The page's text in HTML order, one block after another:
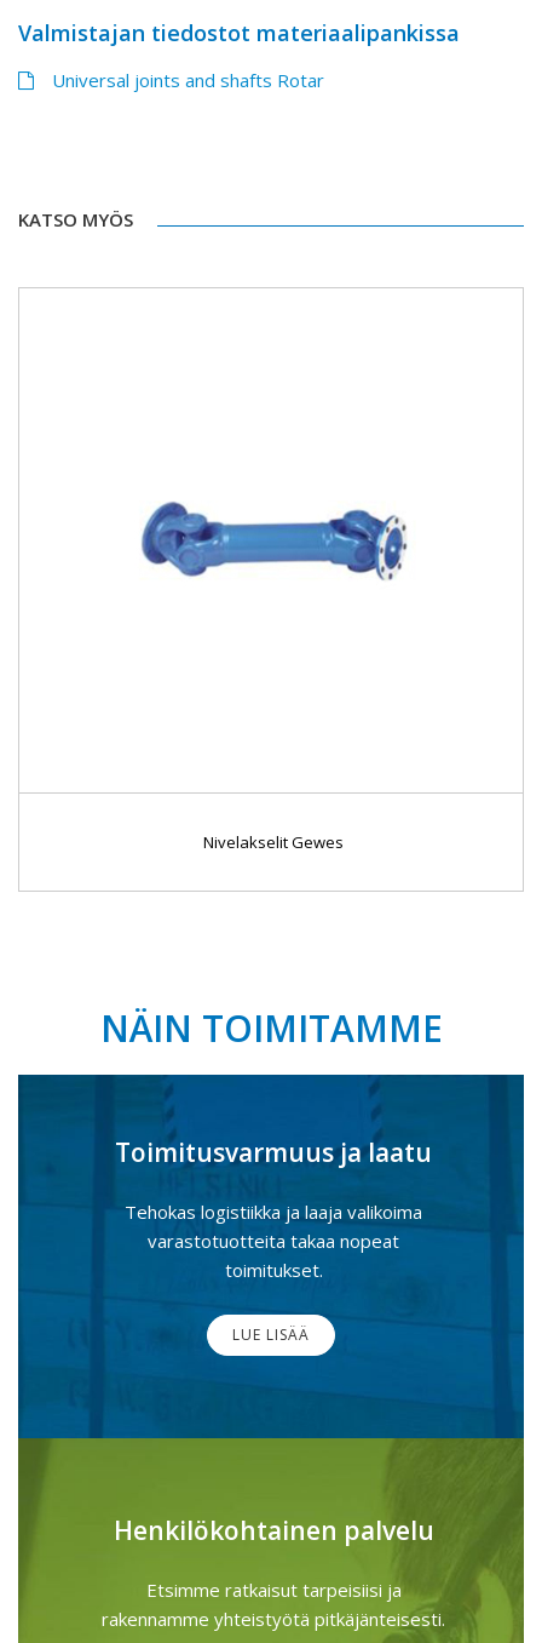
Valmistajan tiedostot materiaalipankissa
Universal joints and shafts Rotar
KATSO MYÖS
Nivelakselit Gewes
NÄIN TOIMITAMME
Toimitusvarmuus ja laatu
Tehokas logistiikka ja laaja valikoima
varastotuotteita takaa nopeat
toimitukset.
LUE LISÄÄ
Henkilökohtainen palvelu
Etsimme ratkaisut tarpeisiisi ja
rakennamme yhteistyötä pitkäjänteisesti.